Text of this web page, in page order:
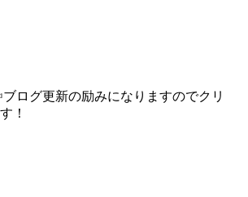
ログ更新の励みになりますのでクリ
！